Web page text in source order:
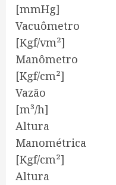
[mmHg]
Vacuômetro
[Kgf/vm²]
Manômetro
[Kgf/cm²]
Vazão
[m³/h]
Altura
Manométrica
[Kgf/cm²]
Altura